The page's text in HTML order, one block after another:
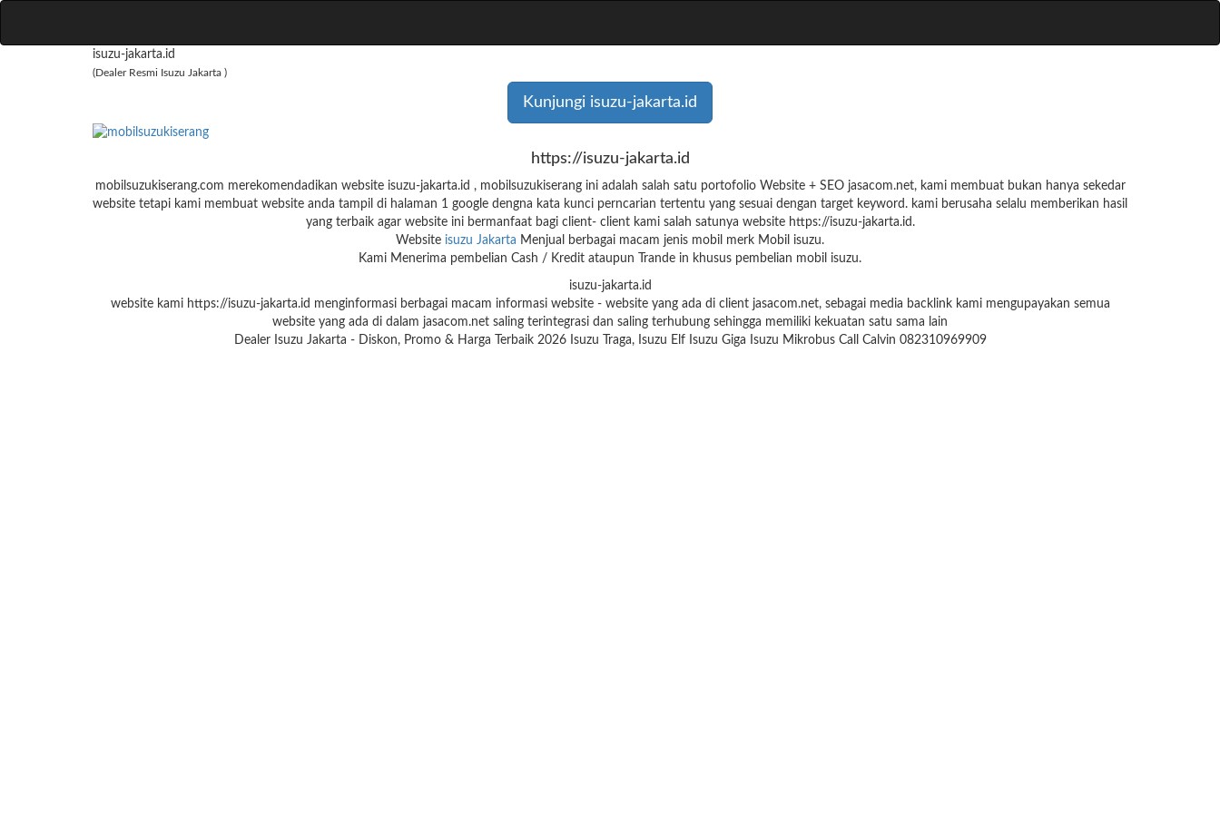
isuzu-jakarta.id
(Dealer Resmi Isuzu Jakarta )
Kunjungi isuzu-jakarta.id
https://isuzu-jakarta.id
mobilsuzukiserang.com merekomendadikan website isuzu-jakarta.id , mobilsuzukiserang ini adalah salah satu portofolio Website + SEO jasacom.net, kami membuat bukan hanya sekedar
website tetapi kami membuat website anda tampil di halaman 1 google dengna kata kunci perncarian tertentu yang sesuai dengan target keyword. kami berusaha selalu memberikan hasil
yang terbaik agar website ini bermanfaat bagi client- client kami salah satunya website https://isuzu-jakarta.id.
Website isuzu Jakarta Menjual berbagai macam jenis mobil merk Mobil isuzu.
Kami Menerima pembelian Cash / Kredit ataupun Trande in khusus pembelian mobil isuzu.
isuzu-jakarta.id
website kami https://isuzu-jakarta.id menginformasi berbagai macam informasi website - website yang ada di client jasacom.net, sebagai media backlink kami mengupayakan semua
website yang ada di dalam jasacom.net saling terintegrasi dan saling terhubung sehingga memiliki kekuatan satu sama lain
Dealer Isuzu Jakarta - Diskon, Promo & Harga Terbaik 2026 Isuzu Traga, Isuzu Elf Isuzu Giga Isuzu Mikrobus Call Calvin 082310969909